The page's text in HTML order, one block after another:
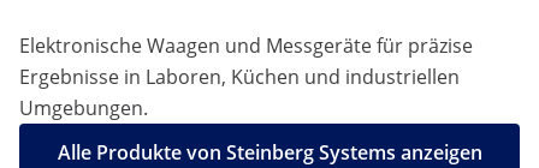
Elektronische Waagen und Messgeräte für präzise
Ergebnisse in Laboren, Küchen und industriellen
Umgebungen.
Alle Produkte von Steinberg Systems anzeigen